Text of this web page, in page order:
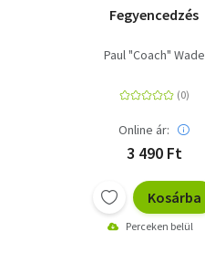
Fegyencedzés
Paul "Coach" Wade
Online ár:
3 490 Ft
Kosárba
Perceken belül